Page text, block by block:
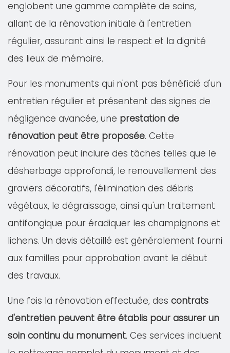
englobent une gamme complète de soins,
allant de la rénovation initiale à l'entretien
régulier, assurant ainsi le respect et la dignité
des lieux de mémoire.
Pour les monuments qui n'ont pas bénéficié d'un
entretien régulier et présentent des signes de
négligence avancée, une prestation de
rénovation peut être proposée. Cette
rénovation peut inclure des tâches telles que le
désherbage approfondi, le renouvellement des
graviers décoratifs, l'élimination des débris
végétaux, le dégraissage, ainsi qu'un traitement
antifongique pour éradiquer les champignons et
lichens. Un devis détaillé est généralement fourni
aux familles pour approbation avant le début
des travaux.
Une fois la rénovation effectuée, des contrats
d'entretien peuvent être établis pour assurer un
soin continu du monument. Ces services incluent